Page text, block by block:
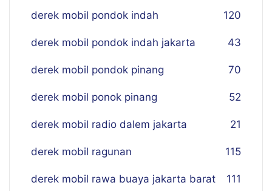
derek mobil pondok indah 120
derek mobil pondok indah jakarta 43
derek mobil pondok pinang 70
derek mobil ponok pinang 52
derek mobil radio dalem jakarta 21
derek mobil ragunan 115
derek mobil rawa buaya jakarta barat 111